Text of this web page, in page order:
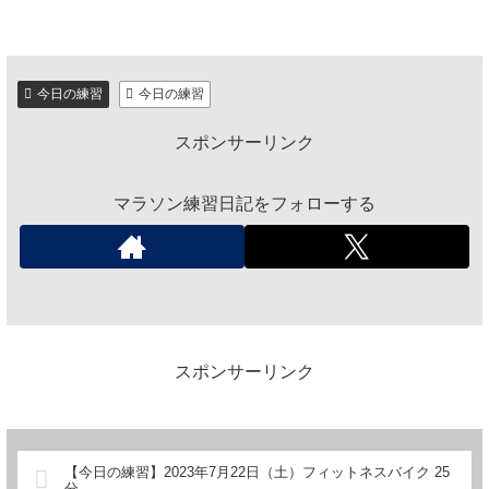
今日の練習 今日の練習
スポンサーリンク
マラソン練習日記をフォローする
スポンサーリンク
【今日の練習】2023年7月22日（土）フィットネスバイク 25